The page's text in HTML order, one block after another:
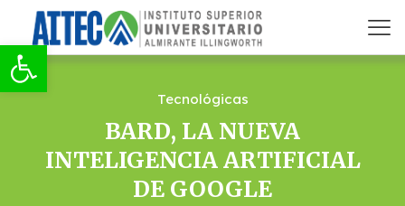
Abrir barra de herramientas
Tecnológicas
BARD, LA NUEVA
INTELIGENCIA ARTIFICIAL
DE GOOGLE